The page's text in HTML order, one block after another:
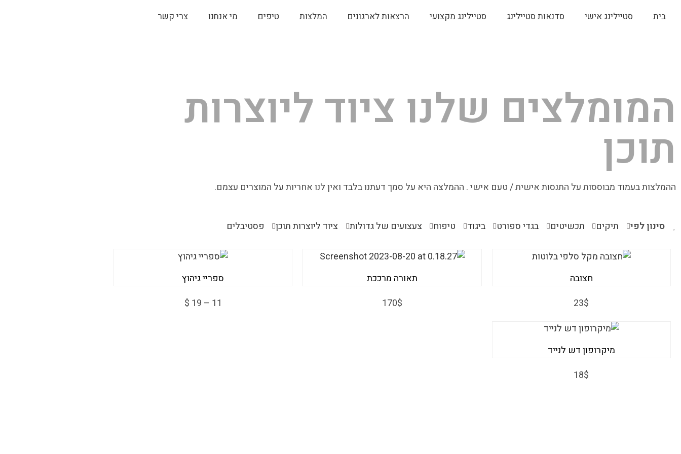
בית סטיילינג אישי סדנאות סטיילינג סטיילינג מקצועי הרצאות לארגונים המלצות טיפים מי אנחנו צרי קשר
המומלצים שלנו ציוד ליוצרות
תוכן
ההמלצות בעמוד מבוססות על התנסות אישית / טעם אישי . ההמלצה היא על סמך דעתנו בלבד ואין לנו אחריות על המוצרים עצמם.
סינון לפי תיקים תכשיטים בגדי ספורט ביגוד טיפוח צעצועים של גדולות ציוד ליוצרות תוכן פסטיבלים
חצובה
23$
תאורה מרככת
170$
ספריי גיהוץ
11 – 19 $
מיקרופון דש לנייד
18$